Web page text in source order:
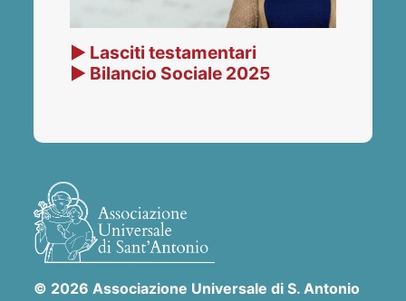
▶ Lasciti testamentari
▶ Bilancio Sociale 2025
© 2026 Associazione Universale di S. Antonio